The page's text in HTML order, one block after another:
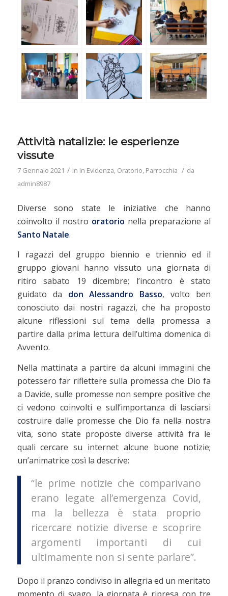
Attività natalizie: le esperienze
vissute
7 Gennaio 2021 / in In Evidenza, Oratorio, Parrocchia / da
admin8987
Diverse sono state le iniziative che hanno
coinvolto il nostro oratorio nella preparazione al
Santo Natale.
I ragazzi del gruppo biennio e triennio ed il
gruppo giovani hanno vissuto una giornata di
ritiro sabato 19 dicembre; l’incontro è stato
guidato da don Alessandro Basso, volto ben
conosciuto dai nostri ragazzi, che ha proposto
alcune riflessioni sul tema della promessa a
partire dalla prima lettura dell’ultima domenica di
Avvento.
Nella mattinata a partire da alcuni immagini che
potessero far riflettere sulla promessa che Dio fa
a Davide, sulle promesse non sempre positive che
ci vedono coinvolti e sull’importanza di lasciarsi
costruire dalle promesse che Dio fa nella nostra
vita, sono state proposte diverse attività fra le
quali cercare su internet alcune buone notizie;
un’animatrice così la descrive:
“le prime notizie che comparivano
erano legate all’emergenza Covid,
ma la bellezza è stata proprio
ricercare notizie diverse e scoprire
argomenti importanti di cui
ultimamente non si sente parlare”.
Dopo il pranzo condiviso in allegria ed un meritato